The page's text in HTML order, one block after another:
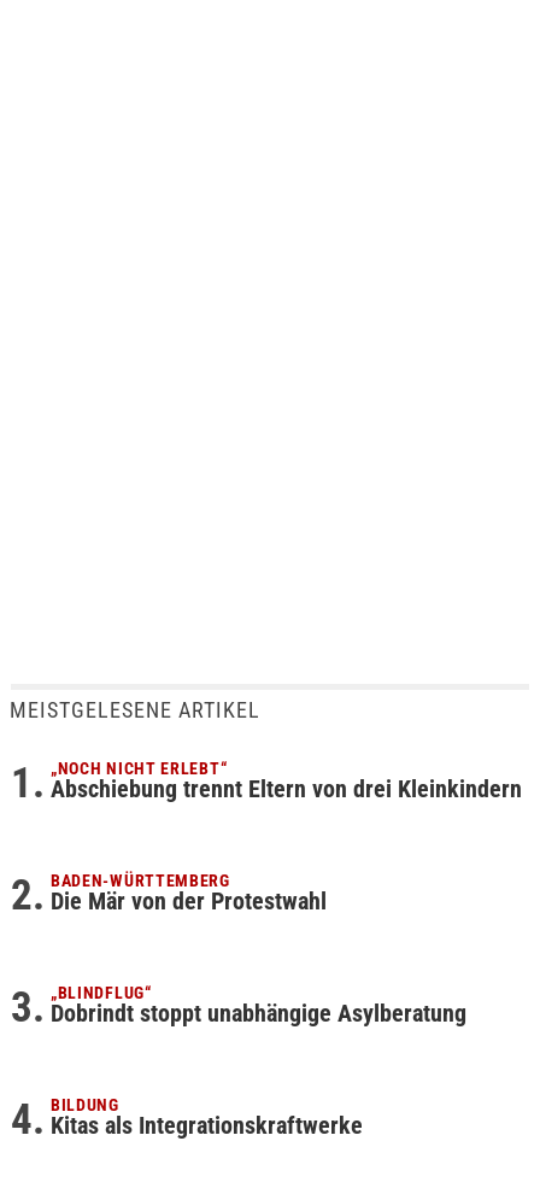
MEISTGELESENE ARTIKEL
„NOCH NICHT ERLEBT“
Abschiebung trennt Eltern von drei Kleinkindern
BADEN-WÜRTTEMBERG
Die Mär von der Protestwahl
„BLINDFLUG“
Dobrindt stoppt unabhängige Asylberatung
BILDUNG
Kitas als Integrationskraftwerke